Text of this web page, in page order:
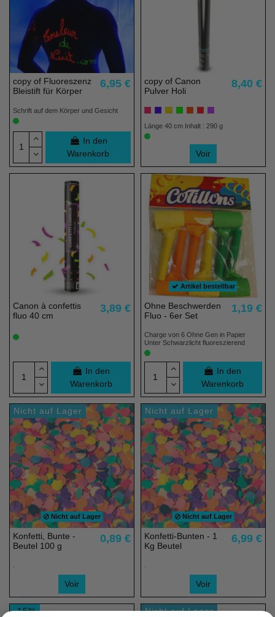
copy of Fluoreszenz
Bleistift für Körper
6,95 €
Schrift auf dem Körper und Gesicht
In den
Warenkorb
copy of Canon
Pulver Holi
8,40 €
Länge 40 cm Inhalt : 290 g
Voir
Canon à confettis
fluo 40 cm
3,89 €
In den
Warenkorb
Artikel bestellbar
Ohne Beschwerden
Fluo - 6er Set
1,19 €
Charge von 6 Ohne Gen in Papier
Unter Schwarzlicht fluoreszierend
In den
Warenkorb
Nicht auf Lager
Nicht auf Lager
Konfetti, Bunte -
Beutel 100 g
0,89 €
.
Voir
Nicht auf Lager
Nicht auf Lager
Konfetti-Bunten - 1
Kg Beutel
6,99 €
.
Voir
-15% Nicht auf Lager